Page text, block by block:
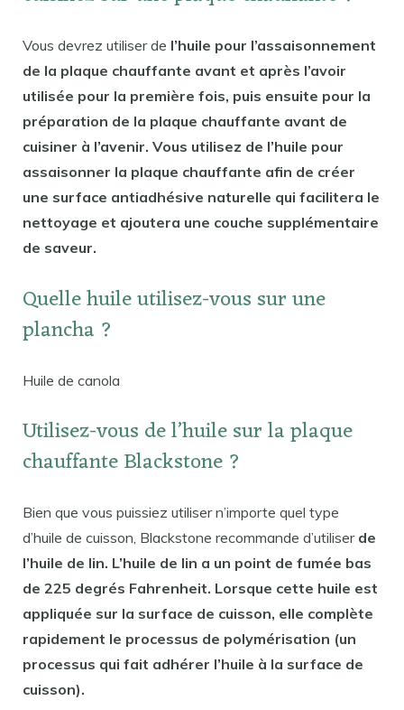
Vous devrez utiliser de l’huile pour l’assaisonnement
de la plaque chauffante avant et après l’avoir
utilisée pour la première fois, puis ensuite pour la
préparation de la plaque chauffante avant de
cuisiner à l’avenir. Vous utilisez de l’huile pour
assaisonner la plaque chauffante afin de créer
une surface antiadhésive naturelle qui facilitera le
nettoyage et ajoutera une couche supplémentaire
de saveur.
Quelle huile utilisez-vous sur une
plancha ?
Huile de canola
Utilisez-vous de l’huile sur la plaque
chauffante Blackstone ?
Bien que vous puissiez utiliser n’importe quel type
d’huile de cuisson, Blackstone recommande d’utiliser de
l’huile de lin. L’huile de lin a un point de fumée bas
de 225 degrés Fahrenheit. Lorsque cette huile est
appliquée sur la surface de cuisson, elle complète
rapidement le processus de polymérisation (un
processus qui fait adhérer l’huile à la surface de
cuisson).